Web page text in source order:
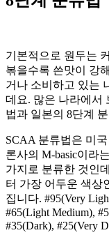
기본적으로 원두는
볶을수록 쓴맛이 강
거나 소비하고 있는
데요. 많은 나라에서
법과 일본의 8단계
SCAA 분류법은 미
론사의 M-basic이라
가지로 분류한 것인
터 가장 어두운 색상
집니다. #95(Very
#65(Light Medium),
#35(Dark), #25(Very